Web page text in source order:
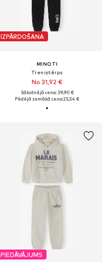
IZPĀRDOŠANA
MINOTI
Treniņtērps
No 31,92 €
Sākotnējā cena: 39,90 €
Pēdējā zemākā cena:25,54 €
PIEDĀVĀJUMS